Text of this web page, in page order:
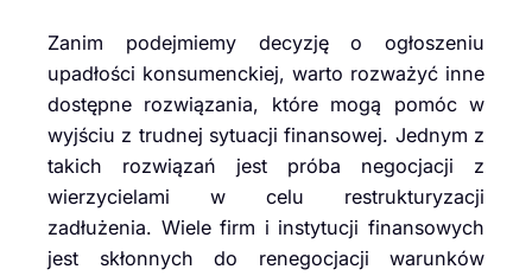
Zanim podejmiemy decyzję o ogłoszeniu
upadłości konsumenckiej, warto rozważyć inne
dostępne rozwiązania, które mogą pomóc w
wyjściu z trudnej sytuacji finansowej. Jednym z
takich rozwiązań jest próba negocjacji z
wierzycielami w celu restrukturyzacji
zadłużenia. Wiele firm i instytucji finansowych
jest skłonnych do renegocjacji warunków